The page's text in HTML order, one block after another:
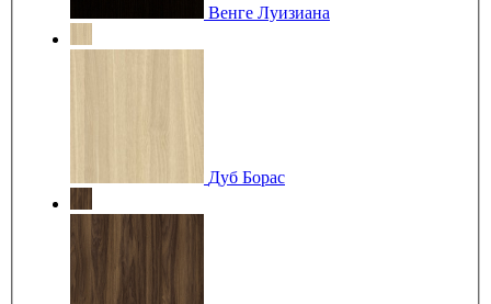
Венге Луизиана
Дуб Борас